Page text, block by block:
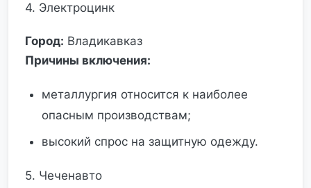
4. Электроцинк
Город: Владикавказ
Причины включения:
металлургия относится к наиболее
опасным производствам;
высокий спрос на защитную одежду.
5. Чеченавто